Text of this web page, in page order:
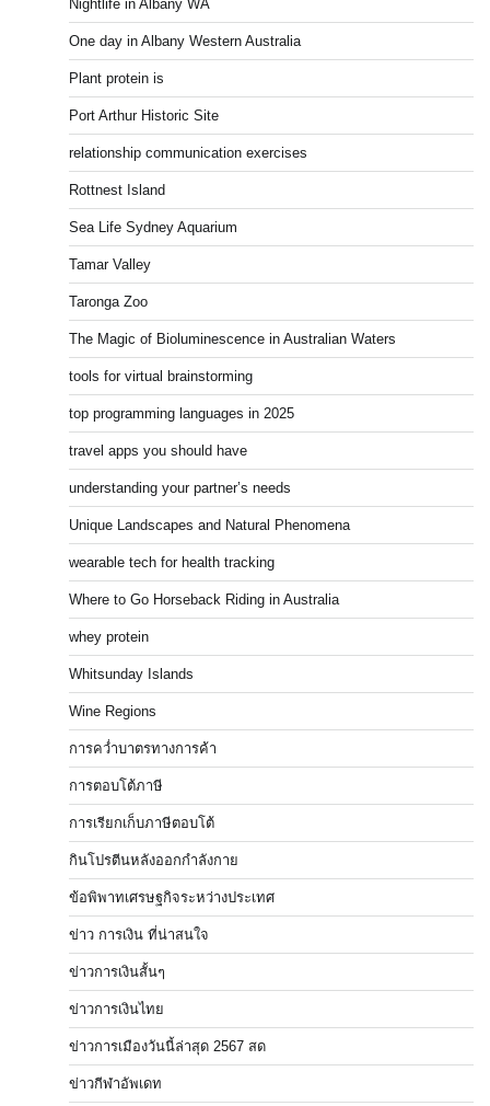
Nightlife in Albany WA
One day in Albany Western Australia
Plant protein is
Port Arthur Historic Site
relationship communication exercises
Rottnest Island
Sea Life Sydney Aquarium
Tamar Valley
Taronga Zoo
The Magic of Bioluminescence in Australian Waters
tools for virtual brainstorming
top programming languages in 2025
travel apps you should have
understanding your partner’s needs
Unique Landscapes and Natural Phenomena
wearable tech for health tracking
Where to Go Horseback Riding in Australia
whey protein
Whitsunday Islands
Wine Regions
การคว่ำบาตรทางการค้า
การตอบโต้ภาษี
การเรียกเก็บภาษีตอบโต้
กินโปรตีนหลังออกกำลังกาย
ข้อพิพาทเศรษฐกิจระหว่างประเทศ
ข่าว การเงิน ที่น่าสนใจ
ข่าวการเงินสั้นๆ
ข่าวการเงินไทย
ข่าวการเมืองวันนี้ล่าสุด 2567 สด
ข่าวกีฬาอัพเดท